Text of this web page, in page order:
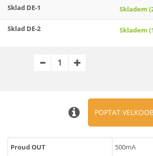
Sklad DE-1 Skladem
Sklad DE-2 Skladem
POPTAT
Proud OUT 500mA